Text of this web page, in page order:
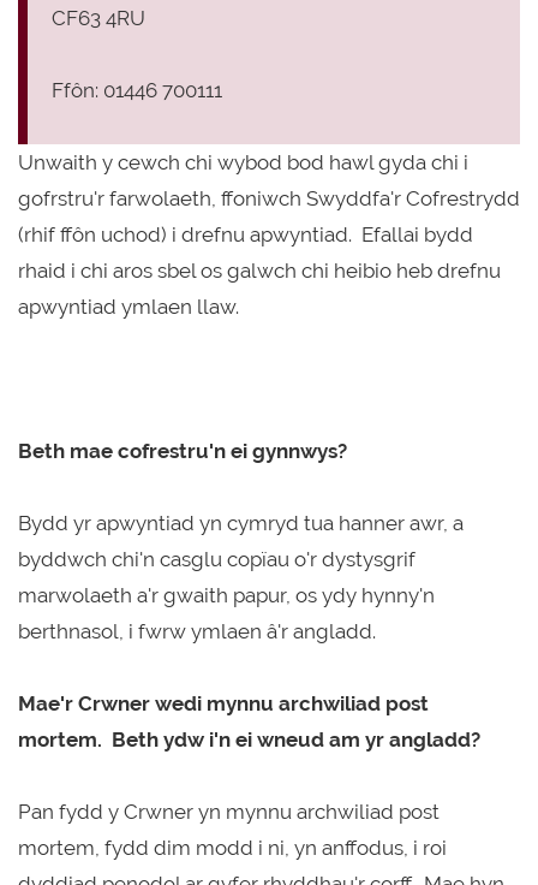
CF63 4RU
Ffôn: 01446 700111
Unwaith y cewch chi wybod bod hawl gyda chi i
gofrstru'r farwolaeth, ffoniwch Swyddfa'r Cofrestrydd
(rhif ffôn uchod) i drefnu apwyntiad. Efallai bydd
rhaid i chi aros sbel os galwch chi heibio heb drefnu
apwyntiad ymlaen llaw.
Beth mae cofrestru'n ei gynnwys?
Bydd yr apwyntiad yn cymryd tua hanner awr, a
byddwch chi'n casglu copïau o'r dystysgrif
marwolaeth a'r gwaith papur, os ydy hynny'n
berthnasol, i fwrw ymlaen â'r angladd.
Mae'r Crwner wedi mynnu archwiliad post
mortem. Beth ydw i'n ei wneud am yr angladd?
Pan fydd y Crwner yn mynnu archwiliad post
mortem, fydd dim modd i ni, yn anffodus, i roi